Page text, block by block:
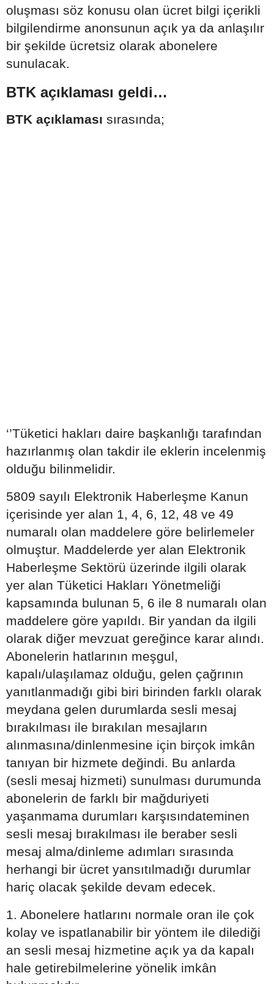
oluşması söz konusu olan ücret bilgi içerikli
bilgilendirme anonsunun açık ya da anlaşılır
bir şekilde ücretsiz olarak abonelere
sunulacak.
BTK açıklaması geldi…
BTK açıklaması sırasında;
‘’Tüketici hakları daire başkanlığı tarafından
hazırlanmış olan takdir ile eklerin incelenmiş
olduğu bilinmelidir.
5809 sayılı Elektronik Haberleşme Kanun
içerisinde yer alan 1, 4, 6, 12, 48 ve 49
numaralı olan maddelere göre belirlemeler
olmuştur. Maddelerde yer alan Elektronik
Haberleşme Sektörü üzerinde ilgili olarak
yer alan Tüketici Hakları Yönetmeliği
kapsamında bulunan 5, 6 ile 8 numaralı olan
maddelere göre yapıldı. Bir yandan da ilgili
olarak diğer mevzuat gereğince karar alındı.
Abonelerin hatlarının meşgul,
kapalı/ulaşılamaz olduğu, gelen çağrının
yanıtlanmadığı gibi biri birinden farklı olarak
meydana gelen durumlarda sesli mesaj
bırakılması ile bırakılan mesajların
alınmasına/dinlenmesine için birçok imkân
tanıyan bir hizmete değindi. Bu anlarda
(sesli mesaj hizmeti) sunulması durumunda
abonelerin de farklı bir mağduriyeti
yaşanmama durumları karşısındateminen
sesli mesaj bırakılması ile beraber sesli
mesaj alma/dinleme adımları sırasında
herhangi bir ücret yansıtılmadığı durumlar
hariç olacak şekilde devam edecek.
1. Abonelere hatlarını normale oran ile çok
kolay ve ispatlanabilir bir yöntem ile dilediği
an sesli mesaj hizmetine açık ya da kapalı
hale getirebilmelerine yönelik imkân